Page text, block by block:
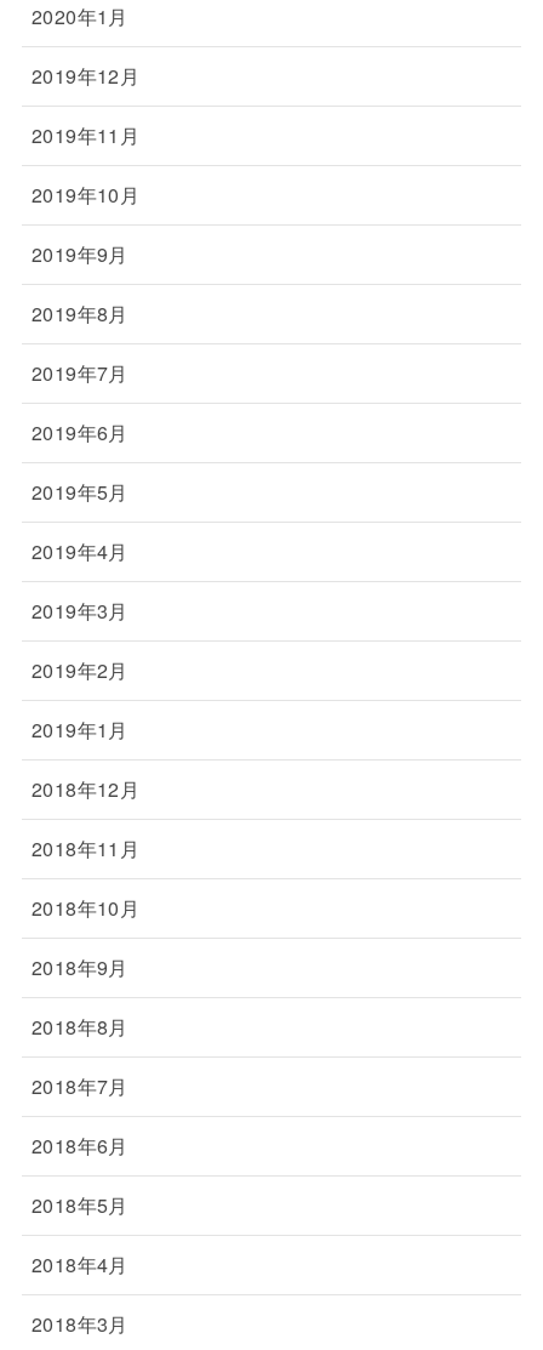
2020年1月
2019年12月
2019年11月
2019年10月
2019年9月
2019年8月
2019年7月
2019年6月
2019年5月
2019年4月
2019年3月
2019年2月
2019年1月
2018年12月
2018年11月
2018年10月
2018年9月
2018年8月
2018年7月
2018年6月
2018年5月
2018年4月
2018年3月